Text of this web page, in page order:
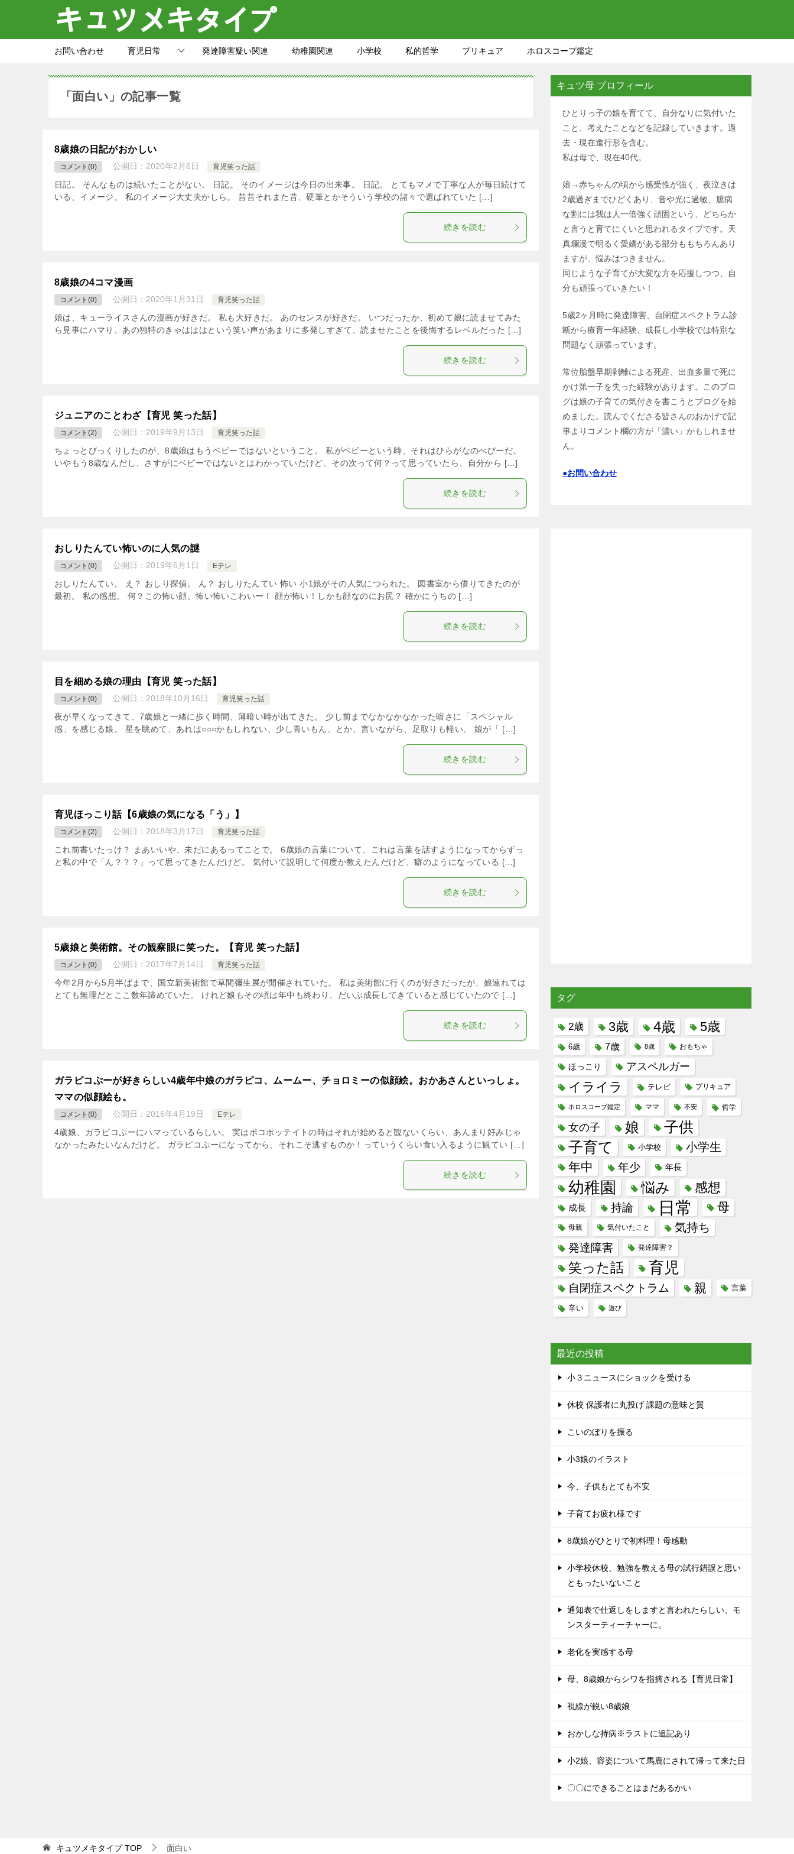
お問い合わせ 育児日常 発達障害疑い関連 幼稚園関連 小学校 私的哲学 プリキュア ホロスコープ鑑定
「面白い」の記事一覧
8歳娘の日記がおかしい
コメント(0) 公開日： 2020年2月6日 育児笑った話
日記。 そんなものは続いたことがない。 日記。 そのイメージは今日の出来事。 日記。 とてもマメで丁寧な人が毎日続けて
いる、イメージ。 私のイメージ大丈夫かしら。 昔昔それまた昔、硬筆とかそういう学校の諸々で選ばれていた […]
続きを読む
8歳娘の4コマ漫画
コメント(0) 公開日： 2020年1月31日 育児笑った話
娘は、キューライスさんの漫画が好きだ。 私も大好きだ。 あのセンスが好きだ。 いつだったか、初めて娘に読ませてみた
ら見事にハマり、あの独特のきゃはははという笑い声があまりに多発しすぎて、読ませたことを後悔するレベルだった […]
続きを読む
ジュニアのことわざ【育児 笑った話】
コメント(2) 公開日： 2019年9月13日 育児笑った話
ちょっとびっくりしたのが、8歳娘はもうベビーではないということ。 私がベビーという時、それはひらがなのべびーだ。
いやもう8歳なんだし、さすがにベビーではないとはわかっていたけど、その次って何？って思っていたら、自分から […]
続きを読む
おしりたんてい怖いのに人気の謎
コメント(0) 公開日： 2019年6月1日 Eテレ
おしりたんてい。 え？ おしり探偵。 ん？ おしりたんてい 怖い 小1娘がその人気につられた。 図書室から借りてきたのが
最初。 私の感想。 何？この怖い顔。怖い怖いこわいー！ 顔が怖い！しかも顔なのにお尻？ 確かにうちの […]
続きを読む
目を細める娘の理由【育児 笑った話】
コメント(0) 公開日： 2018年10月16日 育児笑った話
夜が早くなってきて、7歳娘と一緒に歩く時間、薄暗い時が出てきた。 少し前までなかなかなかった暗さに「スペシャル
感」を感じる娘。 星を眺めて、あれは○○○かもしれない、少し青いもん、とか、言いながら、足取りも軽い。 娘が「 […]
続きを読む
育児ほっこり話【6歳娘の気になる「う」】
コメント(2) 公開日： 2018年3月17日 育児笑った話
これ前書いたっけ？ まあいいや、未だにあるってことで。 6歳娘の言葉について、これは言葉を話すようになってからずっ
と私の中で「ん？？？」って思ってきたんだけど。 気付いて説明して何度か教えたんだけど、癖のようになっている […]
続きを読む
5歳娘と美術館。その観察眼に笑った。【育児 笑った話】
コメント(0) 公開日： 2017年7月14日 育児笑った話
今年2月から5月半ばまで、国立新美術館で草間彌生展が開催されていた。 私は美術館に行くのが好きだったが、娘連れては
とても無理だとここ数年諦めていた。 けれど娘もその頃は年中も終わり、だいぶ成長してきていると感じていたので […]
続きを読む
ガラピコぷーが好きらしい4歳年中娘のガラピコ、ムームー、チョロミーの似顔絵。おかあさんといっしょ。
ママの似顔絵も。
コメント(0) 公開日： 2016年4月19日 Eテレ
4歳娘、ガラピコぷーにハマっているらしい。 実はポコポッテイトの時はそれが始めると観ないくらい、あんまり好みじゃ
なかったみたいなんだけど。 ガラピコぷーになってから、それこそ逃すものか！っていうくらい食い入るように観てい […]
続きを読む
キュツ母 プロフィール
ひとりっ子の娘を育てて、自分なりに気付いた
こと、考えたことなどを記録していきます。過
去・現在進行形を含む。
私は母で、現在40代。
娘→赤ちゃんの頃から感受性が強く、夜泣きは
2歳過ぎまでひどくあり、音や光に過敏、臆病
な割には我は人一倍強く頑固という、どちらか
と言うと育てにくいと思われるタイプです。天
真爛漫で明るく愛嬌がある部分ももちろんあり
ますが、悩みはつきません。
同じような子育てが大変な方を応援しつつ、自
分も頑張っていきたい！
5歳2ヶ月時に発達障害、自閉症スペクトラム診
断から療育一年経験、成長し小学校では特別な
問題なく頑張っています。
常位胎盤早期剥離による死産、出血多量で死に
かけ第一子を失った経験があります。このブロ
グは娘の子育ての気付きを書こうとブログを始
めました。読んでくださる皆さんのおかげで記
事よりコメント欄の方が「濃い」かもしれませ
ん。
●お問い合わせ
タグ
2歳 3歳 4歳 5歳
6歳 7歳 8歳 おもちゃ
ほっこり アスペルガー
イライラ テレビ プリキュア
ホロスコープ鑑定 ママ 不安 哲学
女の子 娘
子供
子育て
小学校 小学生
年中 年少 年長
幼稚園 悩み 感想
成長 持論 日常 母
母親 気付いたこと 気持ち
発達障害 発達障害？
笑った話 育児
自閉症スペクトラム 親 言葉
辛い 遊び
最近の投稿
小３ニュースにショックを受ける
休校 保護者に丸投げ 課題の意味と質
こいのぼりを振る
小3娘のイラスト
今、子供もとても不安
子育てお疲れ様です
8歳娘がひとりで初料理！母感動
小学校休校、勉強を教える母の試行錯誤と思い
ともったいないこと
通知表で仕返しをしますと言われたらしい、モ
ンスターティーチャーに。
老化を実感する母
母、8歳娘からシワを指摘される【育児日常】
視線が鋭い8歳娘
おかしな持病※ラストに追記あり
小2娘、容姿について馬鹿にされて帰って来た日
〇〇にできることはまだあるかい
キュツメキタイプTOP 面白い